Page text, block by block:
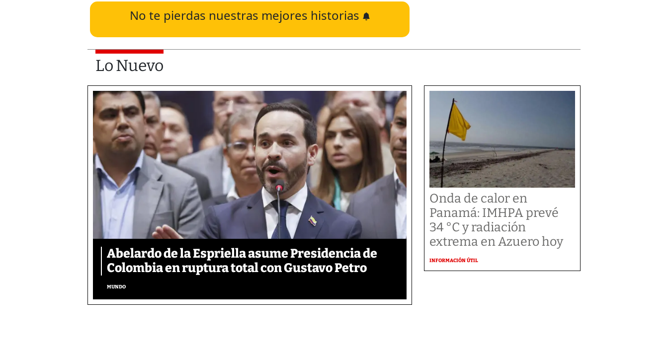
No te pierdas nuestras mejores historias
Lo Nuevo
Abelardo de la Espriella asume Presidencia de
Colombia en ruptura total con Gustavo Petro
MUNDO
Onda de calor en
Panamá: IMHPA prevé
34 °C y radiación
extrema en Azuero hoy
INFORMACIÓN ÚTIL